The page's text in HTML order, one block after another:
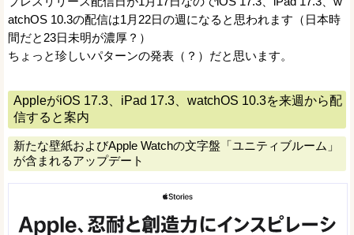
atchOS 10.3の配信は1月22日の週になると思われます（日本時
間だと23日未明が濃厚？）
ちょっと珍しいパターンの発表（？）だと思います。
AppleがiOS 17.3、iPad 17.3、watchOS 10.3を来週から配
信すると案内
新たな壁紙およびApple Watchの文字盤「ユニティブルーム」
が含まれるアップデート